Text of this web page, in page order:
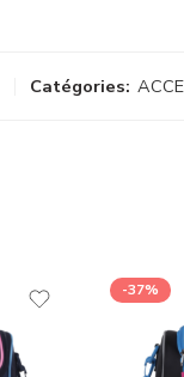
Catégories:
-37%